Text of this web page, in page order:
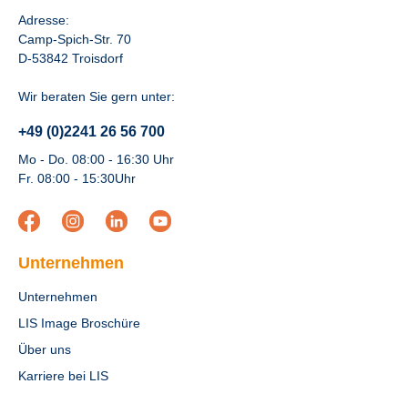
Adresse:
Camp-Spich-Str. 70
D-53842 Troisdorf
Wir beraten Sie gern unter:
+49 (0)2241 26 56 700
Mo - Do. 08:00 - 16:30 Uhr
Fr. 08:00 - 15:30Uhr
Unternehmen
Unternehmen
LIS Image Broschüre
Über uns
Karriere bei LIS